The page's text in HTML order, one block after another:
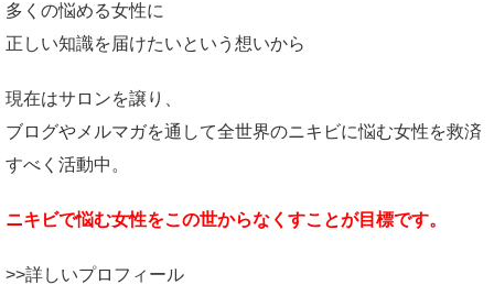
多くの悩める女性に
正しい知識を届けたいという想いから
現在はサロンを譲り、
ブログやメルマガを通して全世界のニキビに悩む女性を救済
すべく活動中。
ニキビで悩む女性をこの世からなくすことが目標です。
>>詳しいプロフィール